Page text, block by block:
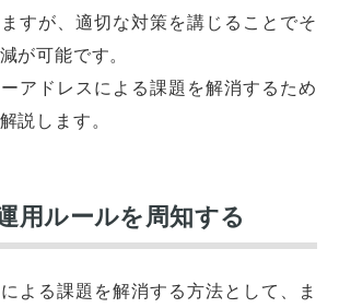
すが、適切な対策を講じることでそ
が可能です。
アドレスによる課題を解消するため
説します。
用ルールを周知する
よる課題を解消する方法として、ま